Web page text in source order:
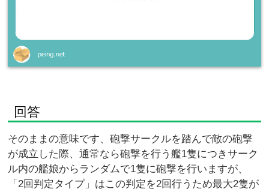
回答
そのままの意味です、砲撃サークルを踏んで敵の砲撃
が成立した際、通常なら砲撃を行う艦1隻につきサーク
ル内の艦娘からランダムで1隻に砲撃を行いますが、
「2回判定タイプ」はこの判定を2回行うため最大2隻が